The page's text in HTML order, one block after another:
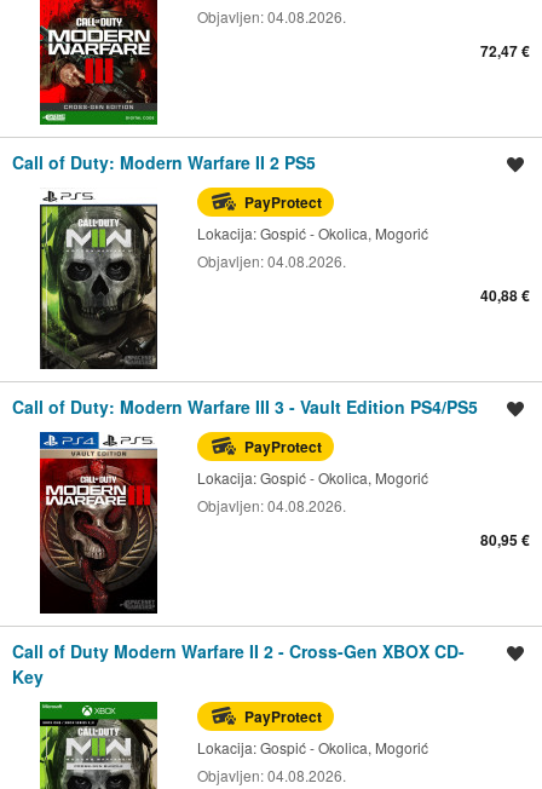
Objavljen:04.08.2026.
72,47 €
Call of Duty: Modern Warfare II 2 PS5
PayProtect
Lokacija:Gospić - Okolica, Mogorić
Objavljen:04.08.2026.
40,88 €
Call of Duty: Modern Warfare III 3 - Vault Edition PS4/PS5
PayProtect
Lokacija:Gospić - Okolica, Mogorić
Objavljen:04.08.2026.
80,95 €
Call of Duty Modern Warfare II 2 - Cross-Gen XBOX CD-
Key
PayProtect
Lokacija:Gospić - Okolica, Mogorić
Objavljen:04.08.2026.